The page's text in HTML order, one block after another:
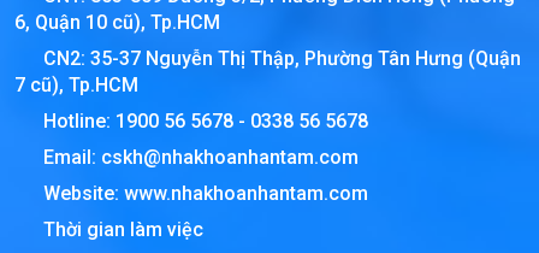
6, Quận 10 cũ), Tp.HCM
CN2: 35-37 Nguyễn Thị Thập, Phường Tân Hưng (Quận
7 cũ), Tp.HCM
Hotline: 1900 56 5678 - 0338 56 5678
Email: cskh@nhakhoanhantam.com
Website: www.nhakhoanhantam.com
Thời gian làm việc